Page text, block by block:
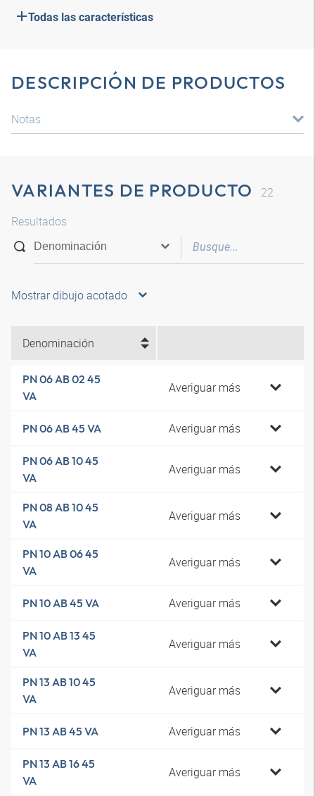
Todas las características
DESCRIPCIÓN DE PRODUCTOS
Notas
VARIANTES DE PRODUCTO
22
Resultados
Mostrar dibujo acotado
Denominación
PN 06 AB 02 45
VA
Averiguar más
PN 06 AB 45 VA Averiguar más
PN 06 AB 10 45
VA
Averiguar más
PN 08 AB 10 45
VA
Averiguar más
PN 10 AB 06 45
VA
Averiguar más
PN 10 AB 45 VA Averiguar más
PN 10 AB 13 45
VA
Averiguar más
PN 13 AB 10 45
VA
Averiguar más
PN 13 AB 45 VA Averiguar más
PN 13 AB 16 45
VA
Averiguar más